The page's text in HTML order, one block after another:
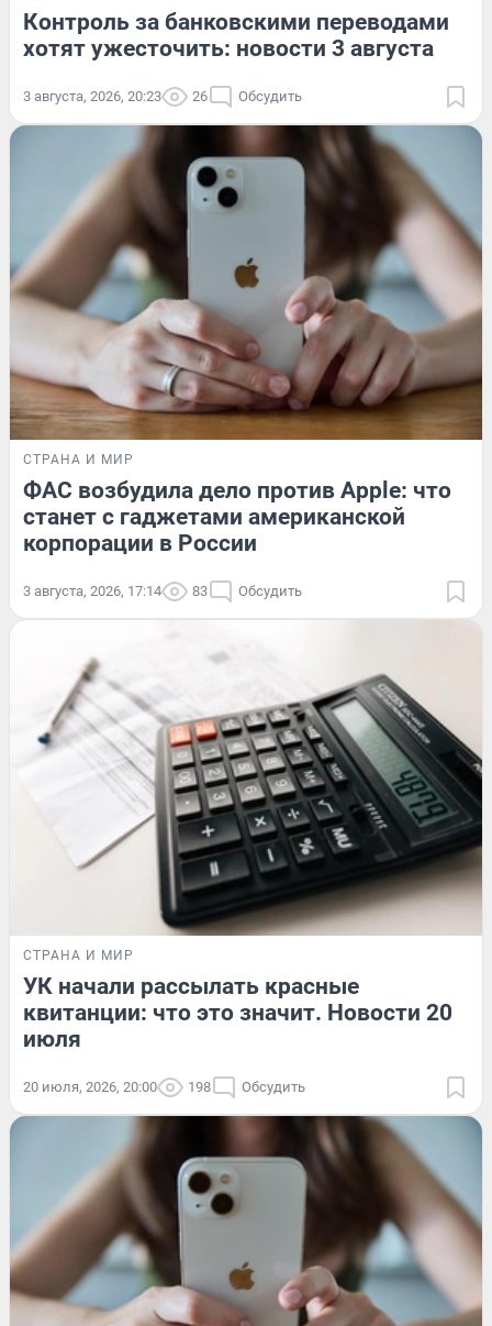
Контроль за банковскими переводами
хотят ужесточить: новости 3 августа
3 августа, 2026, 20:23 26 Обсудить
СТРАНА И МИР
ФАС возбудила дело против Apple: что
станет с гаджетами американской
корпорации в России
3 августа, 2026, 17:14 83 Обсудить
СТРАНА И МИР
УК начали рассылать красные
квитанции: что это значит. Новости 20
июля
20 июля, 2026, 20:00 198 Обсудить